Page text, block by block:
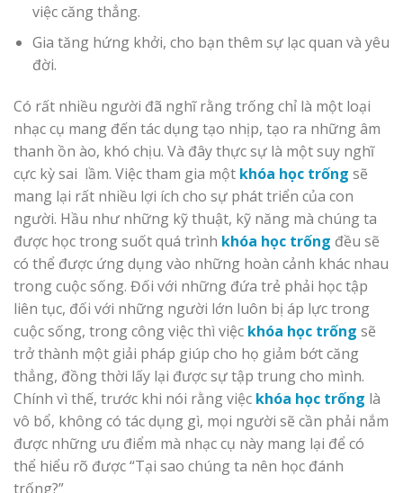
việc căng thẳng.
Gia tăng hứng khởi, cho bạn thêm sự lạc quan và yêu
đời.
Có rất nhiều người đã nghĩ rằng trống chỉ là một loại
nhạc cụ mang đến tác dụng tạo nhịp, tạo ra những âm
thanh ồn ào, khó chịu. Và đây thực sự là một suy nghĩ
cực kỳ sai lầm. Việc tham gia một khóa học trống sẽ
mang lại rất nhiều lợi ích cho sự phát triển của con
người. Hầu như những kỹ thuật, kỹ năng mà chúng ta
được học trong suốt quá trình khóa học trống đều sẽ
có thể được ứng dụng vào những hoàn cảnh khác nhau
trong cuộc sống. Đối với những đứa trẻ phải học tập
liên tục, đối với những người lớn luôn bị áp lực trong
cuộc sống, trong công việc thì việc khóa học trống sẽ
trở thành một giải pháp giúp cho họ giảm bớt căng
thẳng, đồng thời lấy lại được sự tập trung cho mình.
Chính vì thế, trước khi nói rằng việc khóa học trống là
vô bổ, không có tác dụng gì, mọi người sẽ cần phải nắm
được những ưu điểm mà nhạc cụ này mang lại để có
thể hiểu rõ được “Tại sao chúng ta nên học đánh
trống?”